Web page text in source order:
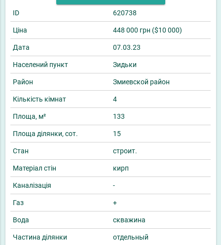
ID 620738
Ціна 448 000 грн ($10 000)
Дата 07.03.23
Населений пункт Зидьки
Район Змиевской район
Кількість кімнат 4
Площа, м² 133
Площа ділянки, сот. 15
Стан строит.
Матеріал стін кирп
Каналізація -
Газ +
Вода скважина
Частина ділянки отдельный